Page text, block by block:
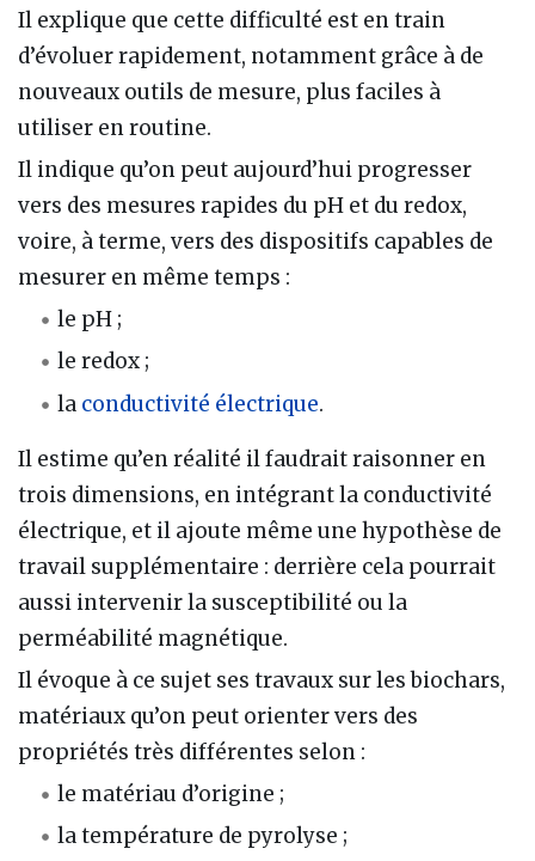
Il explique que cette difficulté est en train
d’évoluer rapidement, notamment grâce à de
nouveaux outils de mesure, plus faciles à
utiliser en routine.
Il indique qu’on peut aujourd’hui progresser
vers des mesures rapides du pH et du redox,
voire, à terme, vers des dispositifs capables de
mesurer en même temps :
le pH ;
le redox ;
la conductivité électrique.
Il estime qu’en réalité il faudrait raisonner en
trois dimensions, en intégrant la conductivité
électrique, et il ajoute même une hypothèse de
travail supplémentaire : derrière cela pourrait
aussi intervenir la susceptibilité ou la
perméabilité magnétique.
Il évoque à ce sujet ses travaux sur les biochars,
matériaux qu’on peut orienter vers des
propriétés très différentes selon :
le matériau d’origine ;
la température de pyrolyse ;